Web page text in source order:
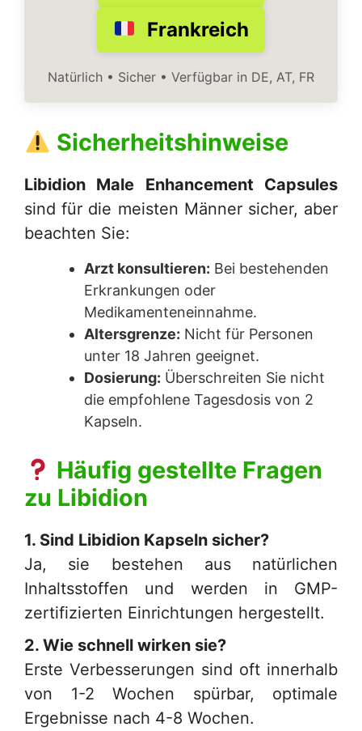
Frankreich
Natürlich • Sicher • Verfügbar in DE, AT, FR
Sicherheitshinweise
Libidion Male Enhancement Capsules
sind für die meisten Männer sicher, aber
beachten Sie:
Arzt konsultieren: Bei bestehenden
Erkrankungen oder
Medikamenteneinnahme.
Altersgrenze: Nicht für Personen
unter 18 Jahren geeignet.
Dosierung: Überschreiten Sie nicht
die empfohlene Tagesdosis von 2
Kapseln.
Häufig gestellte Fragen
zu Libidion
1. Sind Libidion Kapseln sicher?
Ja, sie bestehen aus natürlichen
Inhaltsstoffen und werden in GMP-
zertifizierten Einrichtungen hergestellt.
2. Wie schnell wirken sie?
Erste Verbesserungen sind oft innerhalb
von 1-2 Wochen spürbar, optimale
Ergebnisse nach 4-8 Wochen.